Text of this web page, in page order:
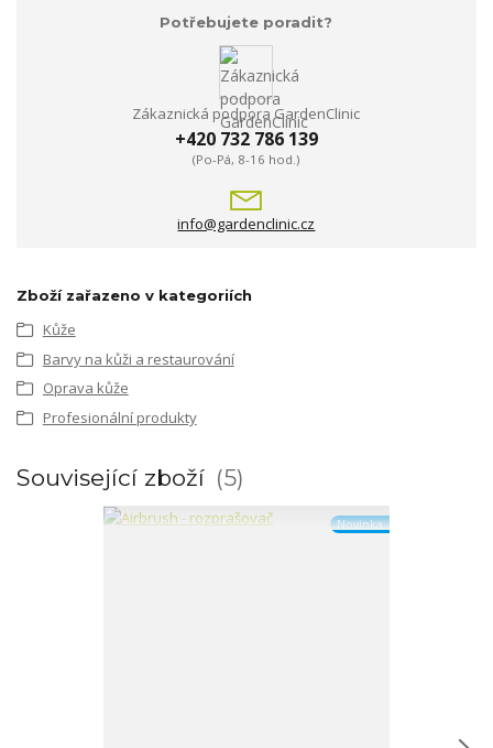
Potřebujete poradit?
Zákaznická podpora GardenClinic
+420 732 786 139
(Po-Pá, 8-16 hod.)
info@gardenclinic.cz
Zboží zařazeno v kategoriích
Kůže
Barvy na kůži a restaurování
Oprava kůže
Profesionální produkty
Související zboží 5
Novinka